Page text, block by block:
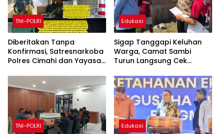
TNI-POLRI
Diberitakan Tanpa
Konfirmasi, Satresnarkoba
Polres Cimahi dan Yayasan
Sepihak
Edukasi
Sigap Tanggapi Keluhan
Warga, Camat Sambi
Turun Langsung Cek
TNI-POLRI Edukasi